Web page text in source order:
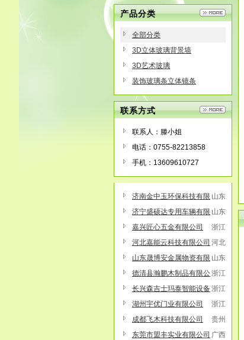
产品分类
全部分类
3D立体玻璃背景墙
3D艺术玻璃
装饰玻璃条立体镜条
联系方式
联系人：滕小姐
电话：0755-82213858
手机：13609610727
山东
济南金中玉环保科技有限
公司
山东
济宁盛硕达专用车辆有限
公司
浙江
嘉兴匠心五金有限公司
河北
河北嘉能云科技有限公司
山东
山东晟博安金属物资有限
公司
浙江
德清县瀚鹏木制品有限公
司
浙江
长兴森吉士玛泰智能设备
有限公司
浙江
湖州宇优门业有限公司
贵州
成都飞木科技有限公司
广西
东莞市盟丰实业有限公司